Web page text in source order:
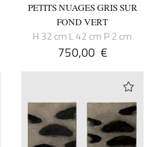
PETITS NUAGES GRIS SUR
FOND VERT
H 32 cm L 42 cm P 2 cm
750,00 €